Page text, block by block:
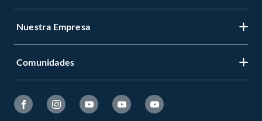
Tiendas y horarios
Garantía de satisfacción
Registrate
Ayuda
Nuestra Empresa
Sobre Nosotros
Código Transparencia Comercial
Comunidades
Hágalo Usted Mismo